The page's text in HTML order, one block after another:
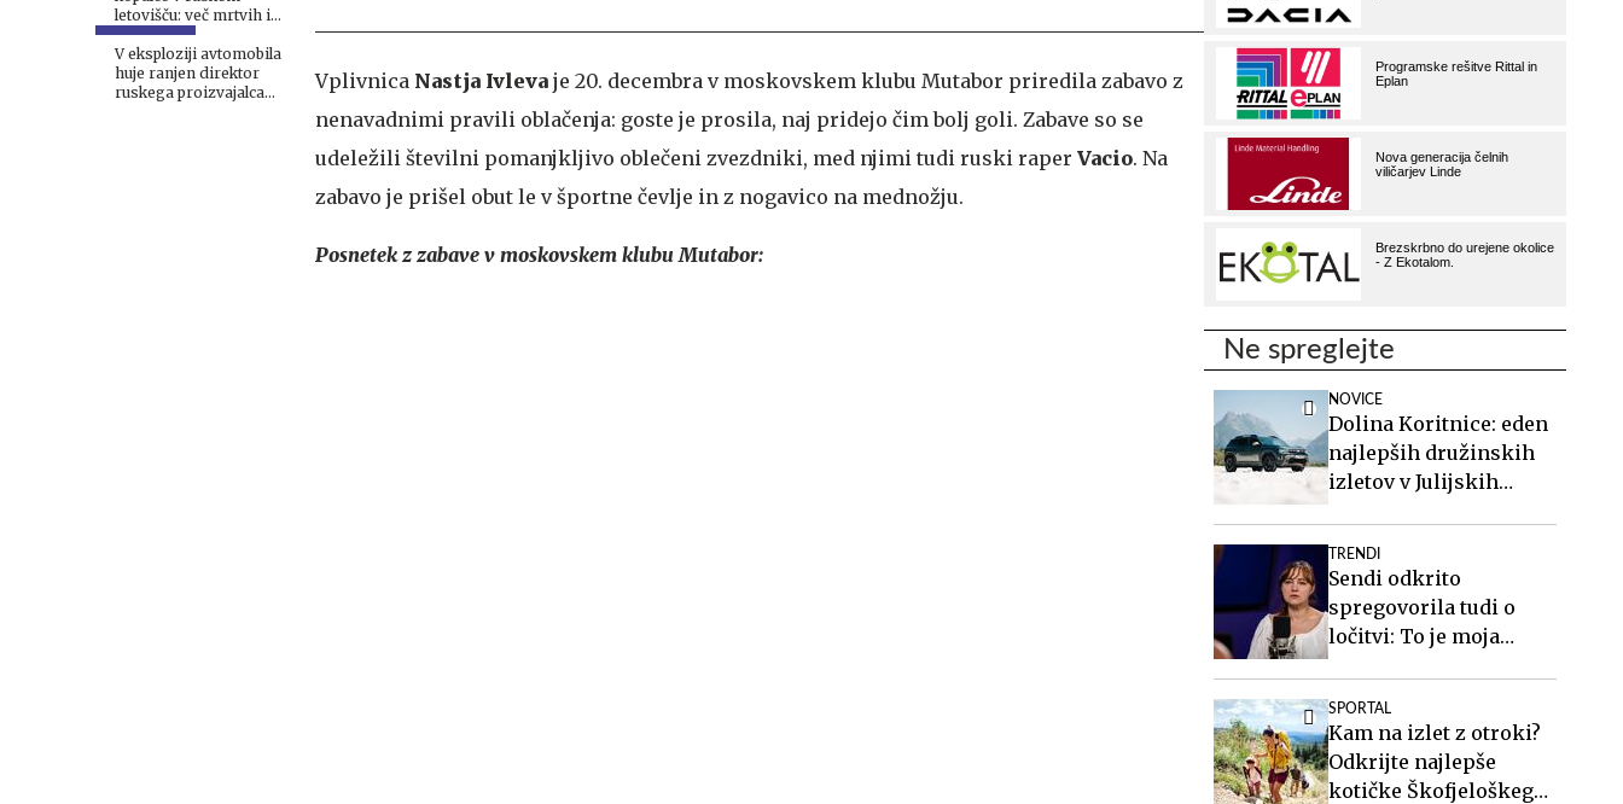
letovišču: več mrtvih in
ranjenih #video
#vŽivo
V eksploziji avtomobila
huje ranjen direktor
ruskega proizvajalca
Vplivnica Nastja Ivleva je 20. decembra v moskovskem klubu Mutabor priredila zabavo z
nenavadnimi pravili oblačenja: goste je prosila, naj pridejo čim bolj goli. Zabave so se
udeležili številni pomanjkljivo oblečeni zvezdniki, med njimi tudi ruski raper Vacio. Na
zabavo je prišel obut le v športne čevlje in z nogavico na mednožju.
Posnetek z zabave v moskovskem klubu Mutabor:
Ne spreglejte
NOVICE
Dolina Koritnice: eden
najlepših družinskih
izletov v Julijskih
TRENDI
Sendi odkrito
spregovorila tudi o
ločitvi: To je moja
SPORTAL
Kam na izlet z otroki?
Odkrijte najlepše
kotičke Škofjeloškega